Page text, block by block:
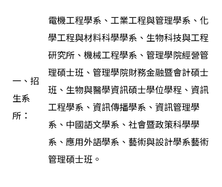
一、招
生系
所：
電機工程學系、工業工程與管理學系、化
學工程與材料科學學系、生物科技與工程
研究所、機械工程學系、管理學院經營管
理碩士班、管理學院財務金融暨會計碩士
班、生物與醫學資訊碩士學位學程、資訊
工程學系、資訊傳播學系、資訊管理學
系、中國語文學系、社會暨政策科學學
系、應用外語學系、藝術與設計學系藝術
管理碩士班。